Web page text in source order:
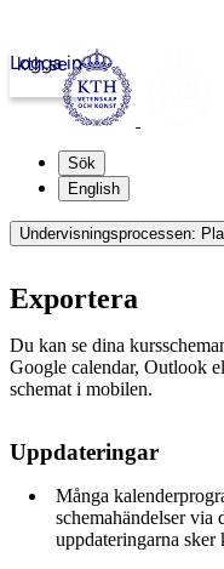
kth.se
Logga in
Sök
English
Undervisningsprocessen:
Exportera
Du kan se dina
Google calendar, Outlook
schemat i mobilen.
Uppdateringar
Många
schemahändelser via
uppdateringarna